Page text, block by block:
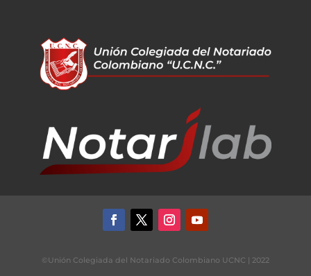
©Unión Colegiada del Notariado Colombiano UCNC | 2022